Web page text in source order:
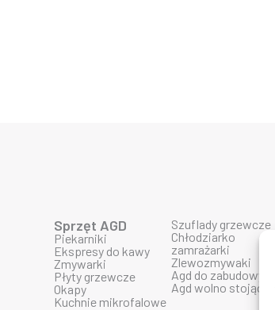
Sprzęt AGD
Piekarniki
Ekspresy do kawy
Zmywarki
Płyty grzewcze
Okapy
Kuchnie mikrofalowe
Szuflady grzewcze
Chłodziarko
zamrażarki
Zlewozmywaki
Agd do zabudowy
Agd wolno stojące